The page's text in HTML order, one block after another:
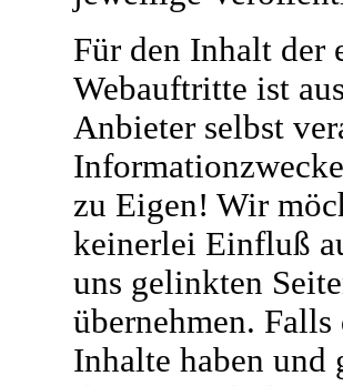
Für den Inhalt der
Webauftritte ist
Anbieter selbst
zu Eigen! Wir
keinerlei Einfluß
uns gelinkten
übernehmen.
Inhalte haben und